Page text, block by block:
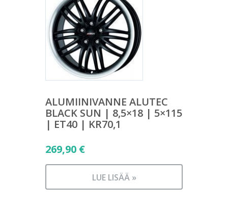
ALUMIINIVANNE ALUTEC
BLACK SUN | 8,5×18 | 5×115
| ET40 | KR70,1
269,90 €
LUE LISÄÄ »